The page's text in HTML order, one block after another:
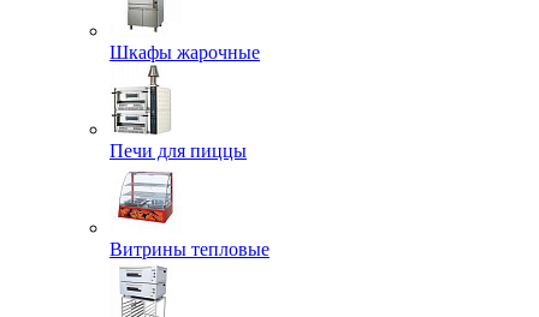
Шкафы жарочные
Печи для пиццы
Витрины тепловые